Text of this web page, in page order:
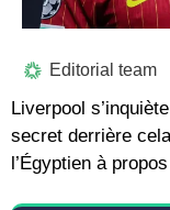
Editorial team
Liverpool
secret derrière
l’Égyptien à